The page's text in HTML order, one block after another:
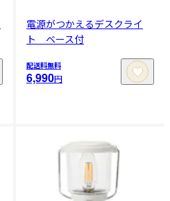
電源がつかえるデスクライ
ト ベース付
配送料無料
6,990円